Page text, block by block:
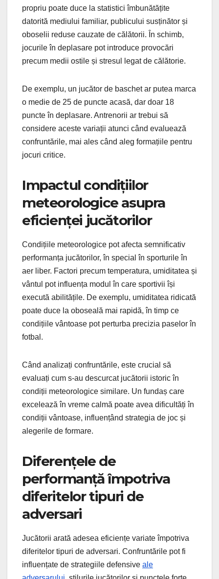
propriu poate duce la statistici îmbunătățite
datorită mediului familiar, publicului susținător și
oboselii reduse cauzate de călătorii. În schimb,
jocurile în deplasare pot introduce provocări
precum medii ostile și stresul legat de călătorie.
De exemplu, un jucător de baschet ar putea marca
o medie de 25 de puncte acasă, dar doar 18
puncte în deplasare. Antrenorii ar trebui să
considere aceste variații atunci când evaluează
confruntările, mai ales când aleg formațiile pentru
jocuri critice.
Impactul condițiilor
meteorologice asupra
eficienței jucătorilor
Condițiile meteorologice pot afecta semnificativ
performanța jucătorilor, în special în sporturile în
aer liber. Factori precum temperatura, umiditatea și
vântul pot influența modul în care sportivii își
execută abilitățile. De exemplu, umiditatea ridicată
poate duce la oboseală mai rapidă, în timp ce
condițiile vântoase pot perturba precizia paselor în
fotbal.
Când analizați confruntările, este crucial să
evaluați cum s-au descurcat jucătorii istoric în
condiții meteorologice similare. Un fundaș care
excelează în vreme calmă poate avea dificultăți în
condiții vântoase, influențând strategia de joc și
alegerile de formare.
Diferențele de
performanță împotriva
diferitelor tipuri de
adversari
Jucătorii arată adesea eficiențe variate împotriva
diferitelor tipuri de adversari. Confruntările pot fi
influențate de strategiile defensive ale